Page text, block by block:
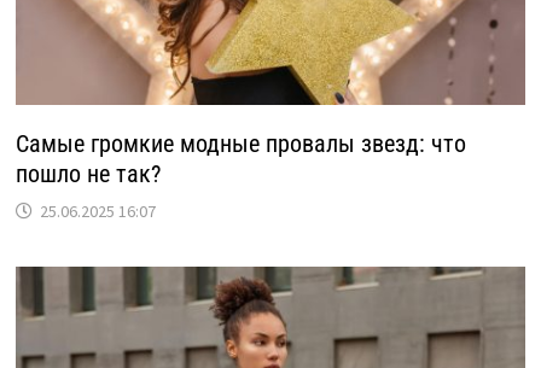
Самые громкие модные провалы звезд: что
пошло не так?
25.06.2025 16:07